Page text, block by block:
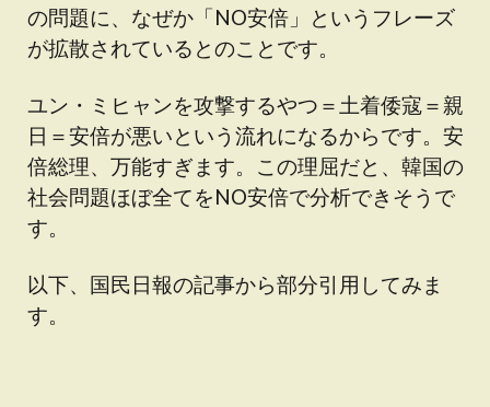
の問題に、なぜか「NO安倍」というフレーズ
が拡散されているとのことです。
ユン・ミヒャンを攻撃するやつ＝土着倭寇＝親
日＝安倍が悪いという流れになるからです。安
倍総理、万能すぎます。この理屈だと、韓国の
社会問題ほぼ全てをNO安倍で分析できそうで
す。
以下、国民日報の記事から部分引用してみま
す。